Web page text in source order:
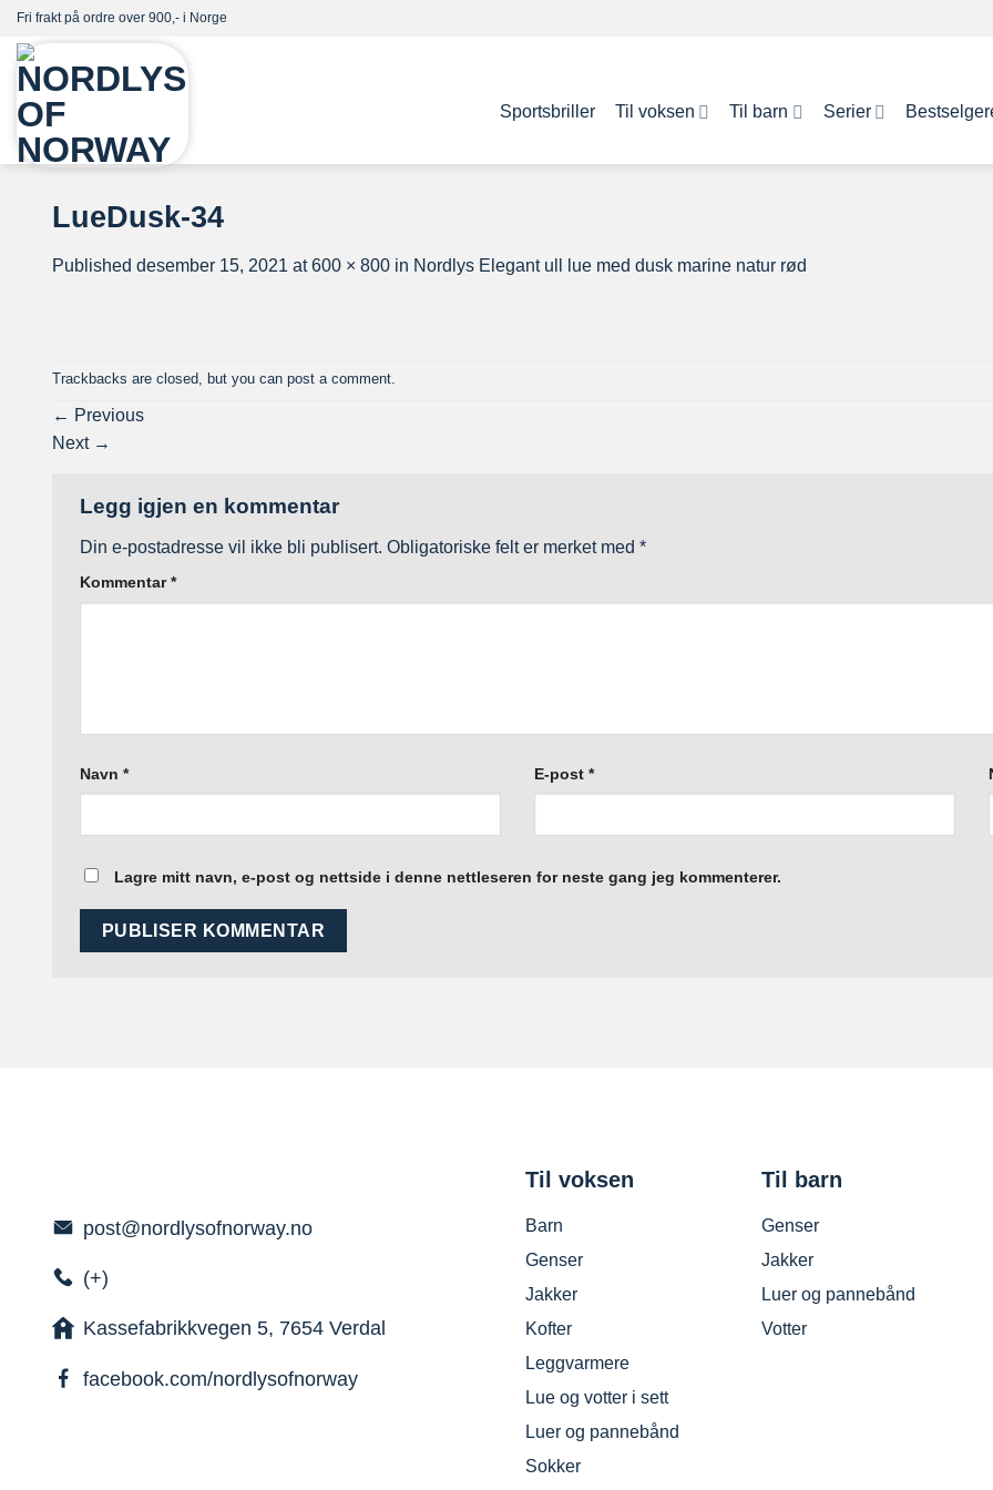
Skip
content
Fri frakt på ordre over 900,- i Norge
Sportsbriller Til voksen Til barn Serier
LueDusk-34
Published desember 15, 2021 at600 × 800 in Nordlys Elegant ull lue med dusk marine natur rød
Trackbacks are closed, but you can post a comment
← Previous
Next →
Legg igjen en kommentar
Din e-postadresse vil ikke bli publisert. Obligatoriske felt er merket med *
Kommentar*
Navn * E-post *
Lagre mitt navn, e-post og nettside i denne nettleseren for neste gang jeg kommenterer.
post@nordlysofnorway.no
(+)
Kassefabrikkvegen 5, 7654 Verdal
facebook.com/nordlysofnorway
Til voksen
Barn
Genser
Jakker
Kofter
Leggvarmere
Lue og votter i sett
Luer og pannebånd
Sokker
Til barn
Genser
Jakker
Luer og pannebånd
Votter